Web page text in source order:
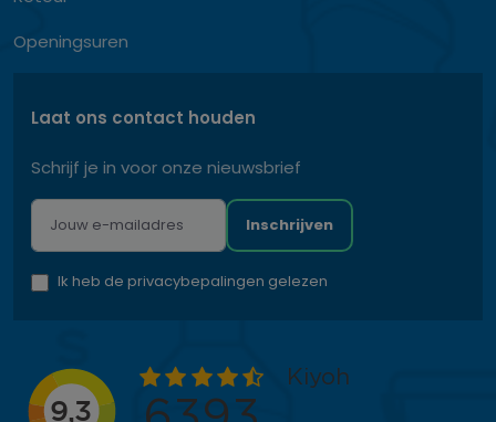
Openingsuren
Laat ons contact houden
Schrijf je in voor onze nieuwsbrief
Inschrijven
Ik heb de privacybepalingen gelezen